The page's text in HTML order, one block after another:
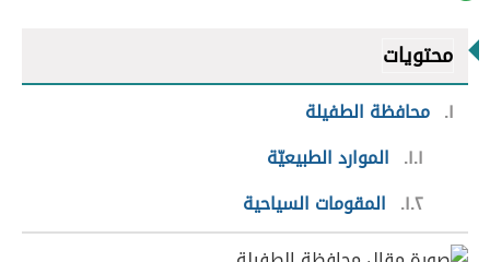
محتويات
١ محافظة الطفيلة
١.١
الموارد الطبيعيّة
١.٢
المقومات السياحية